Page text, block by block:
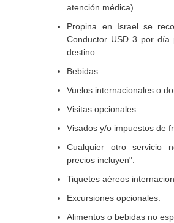
atención médica).
Propina en Israel se
Conductor USD 3 por
destino.
Bebidas.
Vuelos internacionales o
Visitas opcionales.
Visados y/o impuestos de
Cualquier otro servicio
precios incluyen".
Tiquetes aéreos
Excursiones opcionales.
Alimentos o bebidas no